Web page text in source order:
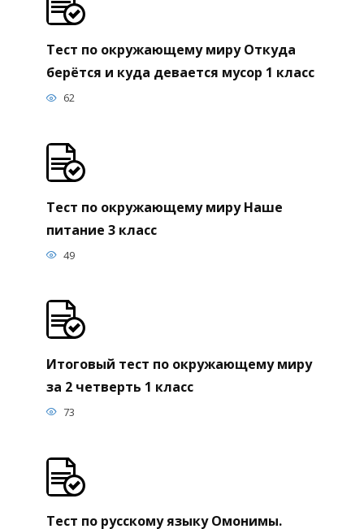
Тест по окружающему миру Откуда
берётся и куда девается мусор 1 класс
62
Тест по окружающему миру Наше
питание 3 класс
49
Итоговый тест по окружающему миру
за 2 четверть 1 класс
73
Тест по русскому языку Омонимы.